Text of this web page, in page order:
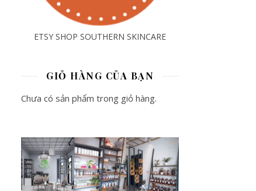
ETSY SHOP SOUTHERN SKINCARE
GIỎ HÀNG CỦA BẠN
Chưa có sản phẩm trong giỏ hàng.